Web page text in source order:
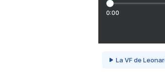
0:00
La VF de